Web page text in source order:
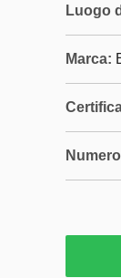
Luogo
Marca: